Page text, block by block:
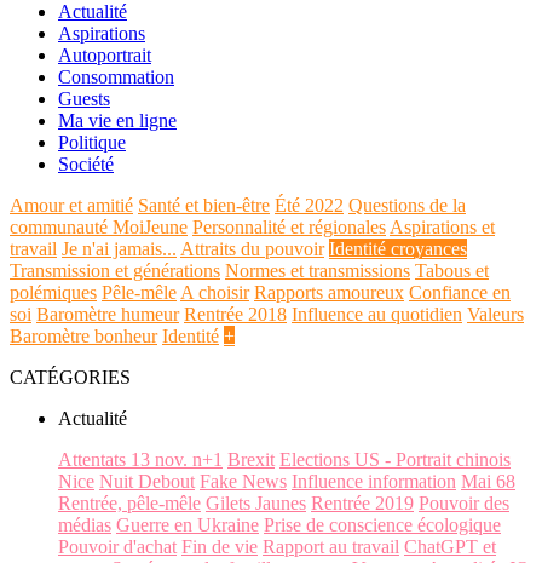
Actualité
Aspirations
Autoportrait
Consommation
Guests
Ma vie en ligne
Politique
Société
Amour et amitié Santé et bien-être Été 2022 Questions de la
communauté MoiJeune Personnalité et régionales Aspirations et
travail Je n'ai jamais... Attraits du pouvoir Identité croyances
Transmission et générations Normes et transmissions Tabous et
polémiques Pêle-mêle A choisir Rapports amoureux Confiance en
soi Baromètre humeur Rentrée 2018 Influence au quotidien Valeurs
Baromètre bonheur Identité +
CATÉGORIES
Actualité
Attentats 13 nov. n+1 Brexit Elections US - Portrait chinois
Nice Nuit Debout Fake News Influence information Mai 68
Rentrée, pêle-mêle Gilets Jaunes Rentrée 2019 Pouvoir des
médias Guerre en Ukraine Prise de conscience écologique
Pouvoir d'achat Fin de vie Rapport au travail ChatGPT et